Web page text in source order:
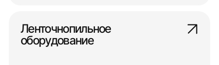
Ленточнопильное
оборудование